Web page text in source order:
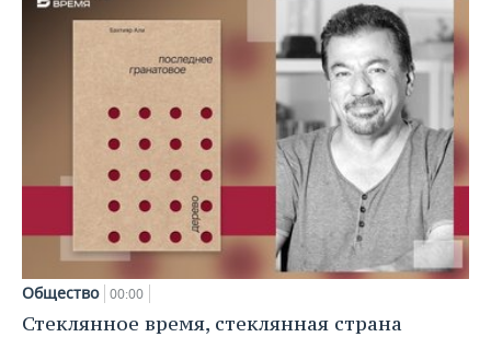
Общество 00:00
Стеклянное время, стеклянная страна